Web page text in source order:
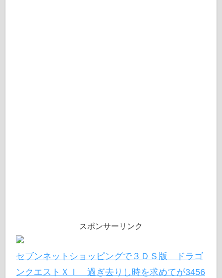
スポンサーリンク
セブンネットショッピングで３ＤＳ版 ドラゴ
ンクエストＸＩ 過ぎ去りし時を求めてが3456